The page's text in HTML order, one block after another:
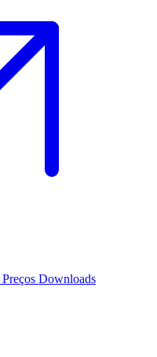
Preços Downloads